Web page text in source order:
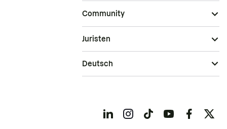
Community
Juristen
Deutsch